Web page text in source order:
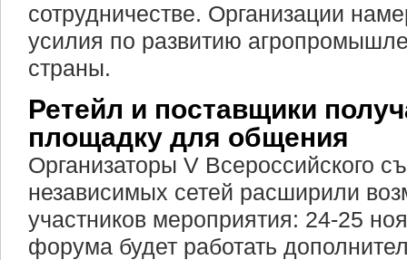
сотрудничестве. Организации
усилия по развитию
страны.
Ретейл и поставщики
площадку для общения
Организаторы V Всероссийского
независимых сетей расширили
участников мероприятия: 24-25
форума будет работать